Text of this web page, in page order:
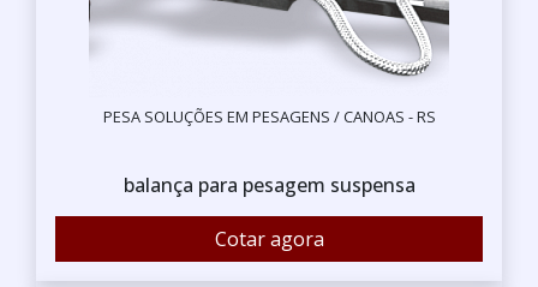
PESA SOLUÇÕES EM PESAGENS / CANOAS - RS
balança para pesagem suspensa
Cotar agora